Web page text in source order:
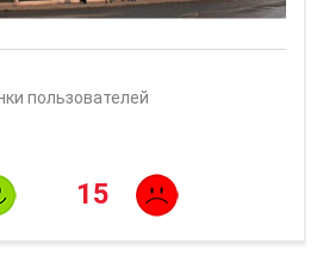
пользователей
15